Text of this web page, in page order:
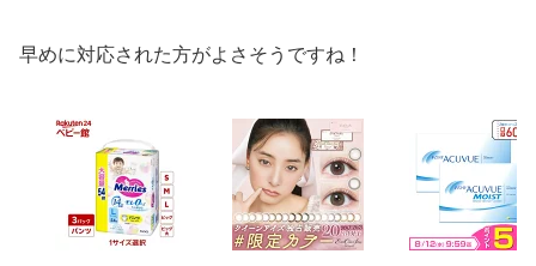
早めに対応された方がよさそうですね！